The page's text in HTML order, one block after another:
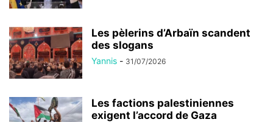
Les pèlerins d’Arbaïn scandent
des slogans
Yannis - 31/07/2026
Les factions palestiniennes
exigent l’accord de Gaza